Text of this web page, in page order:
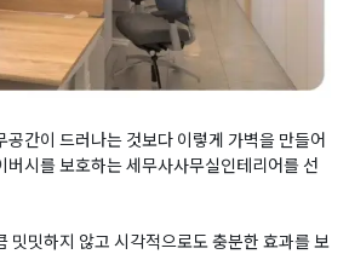
공간이 드러나는 것보다 이렇게 가벽을 만들어
버시를 보호하는 세무사사무실인테리어를 선
밋밋하지 않고 시각적으로도 충분한 효과를 보